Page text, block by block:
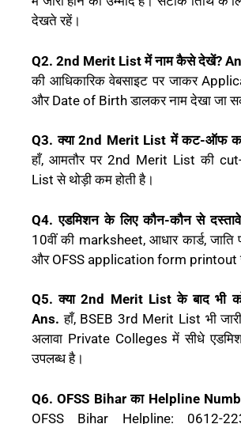
देखते रहें।
Q2. 2nd Merit List में नाम कैसे देखें?
की आधिकारिक वेबसाइट पर जाकर
और Date of Birth डालकर नाम देखा जा
Q3. क्या 2nd Merit List में कट-ऑफ कम
हाँ, आमतौर पर 2nd Merit List की
List से थोड़ी कम होती है।
Q4. एडमिशन के लिए कौन-कौन से
10वीं की marksheet, आधार कार्ड, जाति
और OFSS application form printout
Q5. क्या 2nd Merit List के बाद भी
Ans. हाँ, BSEB 3rd Merit List भी
अलावा Private Colleges में सीधे
उपलब्ध है।
Q6. OFSS Bihar का Helpline
OFSS Bihar Helpline: 0612-